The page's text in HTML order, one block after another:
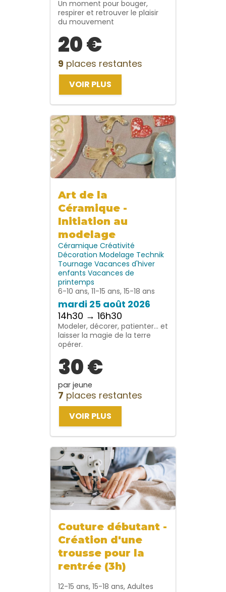
Un moment pour bouger,
respirer et retrouver le plaisir
du mouvement
20 €
9 places restantes
VOIR PLUS
Art de la
Céramique -
Initiation au
modelage
Céramique Créativité
Décoration Modelage Technik
Tournage Vacances d'hiver
enfants Vacances de
printemps
6-10 ans, 11-15 ans, 15-18 ans
mardi 25 août 2026
14h30 → 16h30
Modeler, décorer, patienter… et
laisser la magie de la terre
opérer.
30 €
par jeune
7 places restantes
VOIR PLUS
Couture débutant -
Création d'une
trousse pour la
rentrée (3h)
12-15 ans, 15-18 ans, Adultes